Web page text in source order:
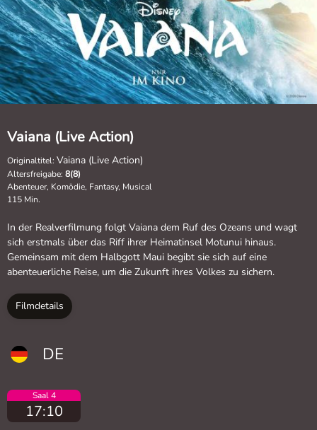
Vaiana (Live Action)
Originaltitel: Vaiana (Live Action)
Altersfreigabe: 8(8)
Abenteuer, Komödie, Fantasy, Musical
115 Min.
In der Realverfilmung folgt Vaiana dem Ruf des Ozeans und wagt
sich erstmals über das Riff ihrer Heimatinsel Motunui hinaus.
Gemeinsam mit dem Halbgott Maui begibt sie sich auf eine
abenteuerliche Reise, um die Zukunft ihres Volkes zu sichern.
Filmdetails
DE
Saal 4
17:10